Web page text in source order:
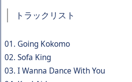
トラックリスト
01. Going Kokomo
02. Sofa King
03. I Wanna Dance With You